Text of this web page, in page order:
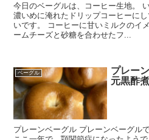
今日のベーグルは、コーヒー生地。
濃いめに淹れたドリップコーヒーに
いです。 コーヒーに甘いミルクのイ
ームチーズと砂糖を合わせたフ...
ベーグル
プレー
元黒酢
プレーンベーグル プレーンベーグル